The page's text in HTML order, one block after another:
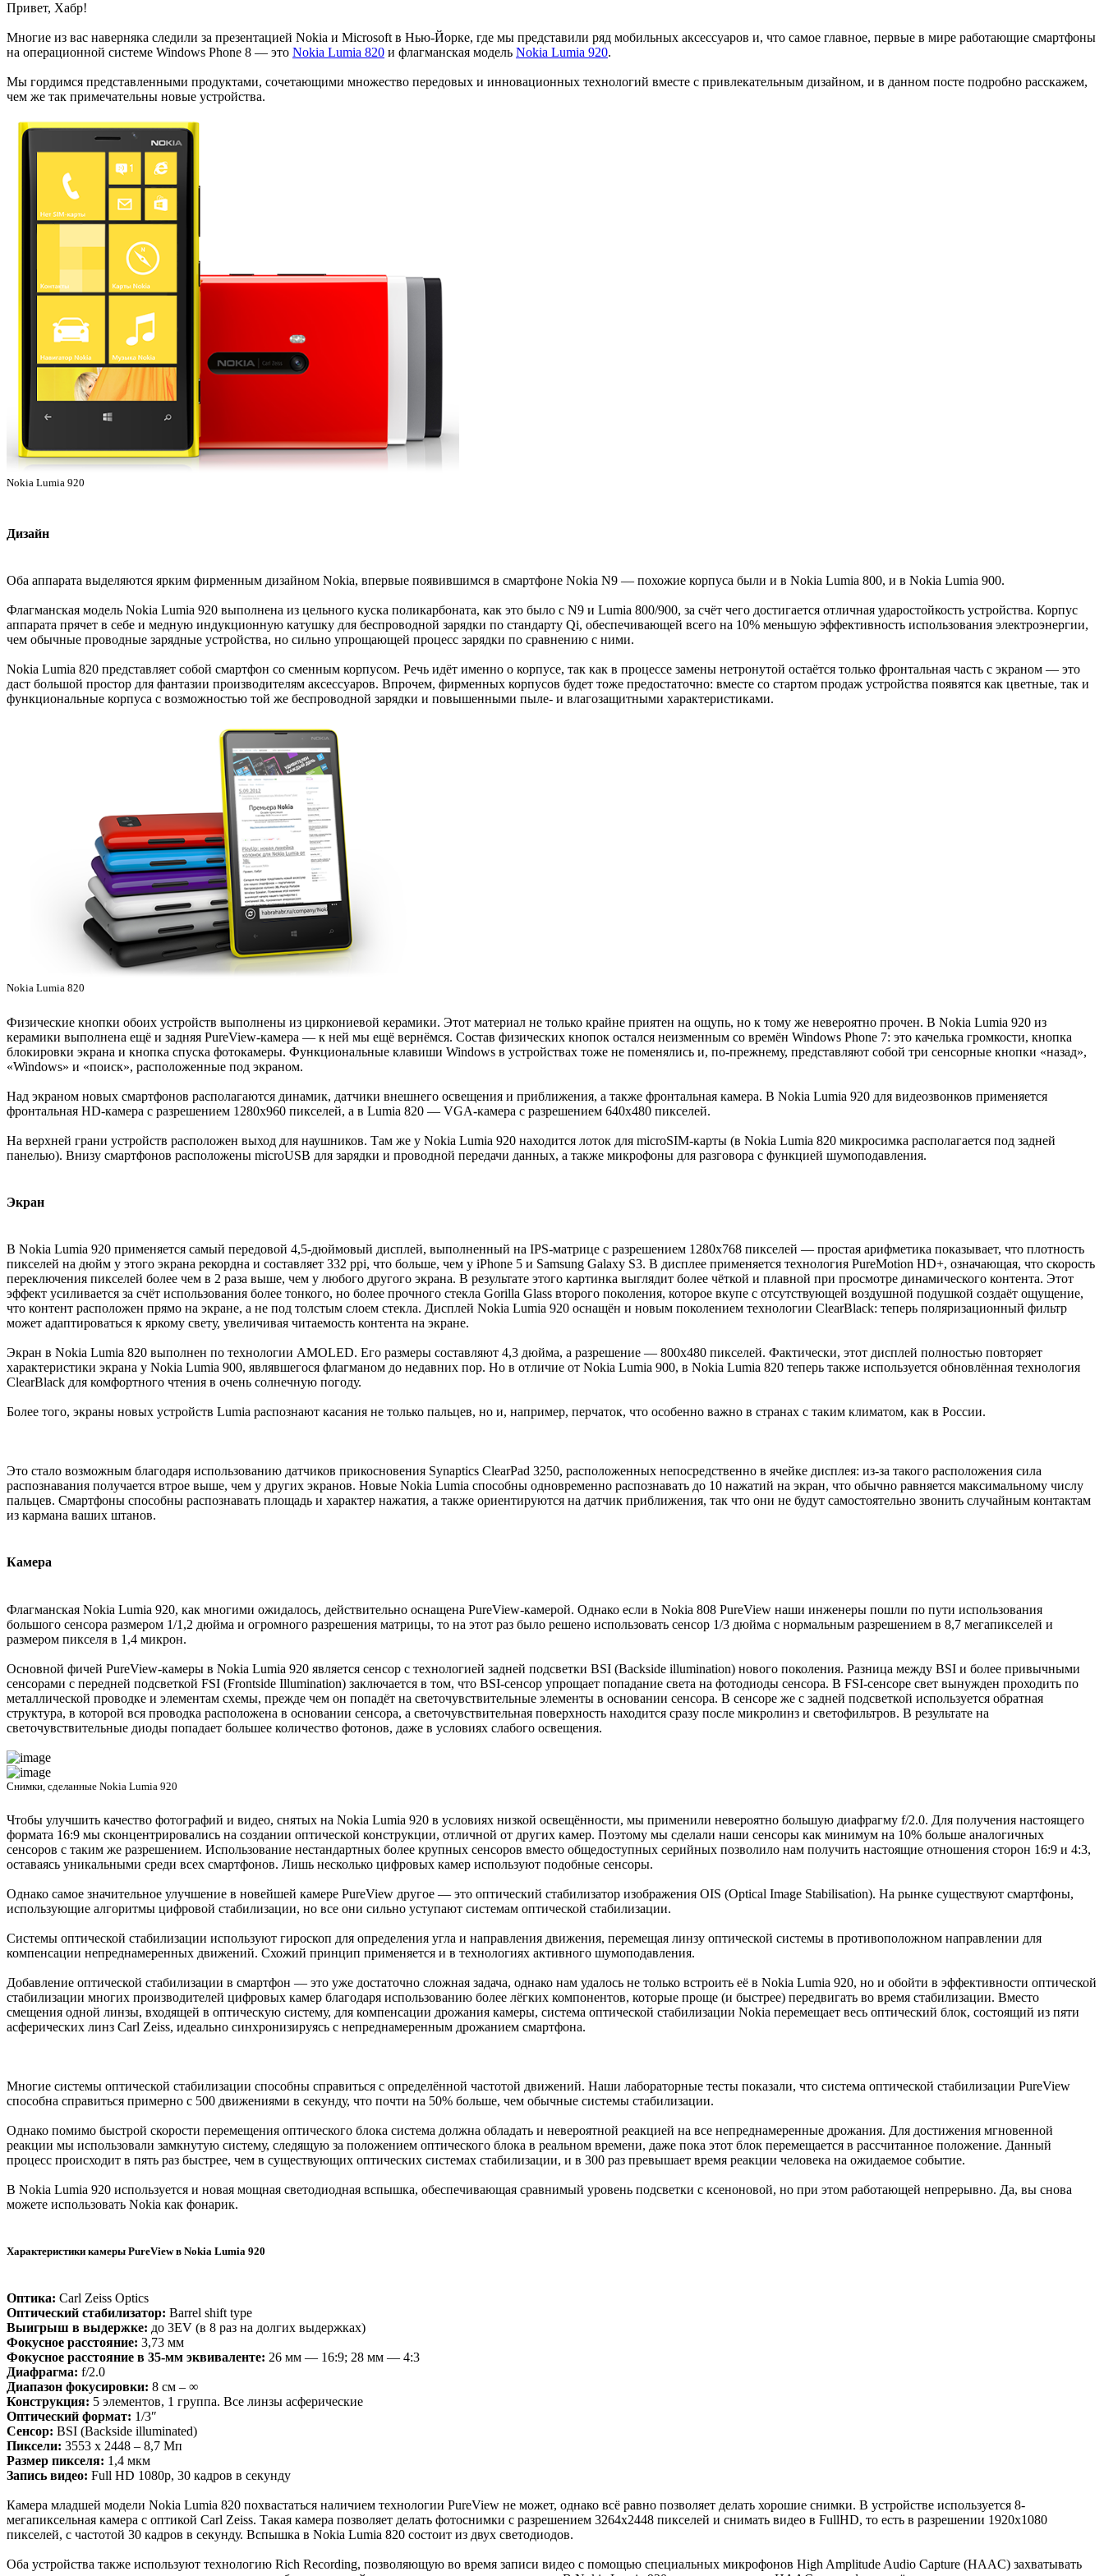
Привет, Хабр!
Многие из вас наверняка следили за презентацией Nokia и Microsoft в Нью-Йорке, где мы представили ряд мобильных аксессуаров и, что самое главное, первые в мире работающие смартфоны
на операционной системе Windows Phone 8 — это Nokia Lumia 820 и флагманская модель Nokia Lumia 920.
Мы гордимся представленными продуктами, сочетающими множество передовых и инновационных технологий вместе с привлекательным дизайном, и в данном посте подробно расскажем,
чем же так примечательны новые устройства.
Nokia Lumia 920
Дизайн
Оба аппарата выделяются ярким фирменным дизайном Nokia, впервые появившимся в смартфоне Nokia N9 — похожие корпуса были и в Nokia Lumia 800, и в Nokia Lumia 900.
Флагманская модель Nokia Lumia 920 выполнена из цельного куска поликарбоната, как это было с N9 и Lumia 800/900, за счёт чего достигается отличная ударостойкость устройства. Корпус
аппарата прячет в себе и медную индукционную катушку для беспроводной зарядки по стандарту Qi, обеспечивающей всего на 10% меньшую эффективность использования электроэнергии,
чем обычные проводные зарядные устройства, но сильно упрощающей процесс зарядки по сравнению с ними.
Nokia Lumia 820 представляет собой смартфон со сменным корпусом. Речь идёт именно о корпусе, так как в процессе замены нетронутой остаётся только фронтальная часть с экраном — это
даст большой простор для фантазии производителям аксессуаров. Впрочем, фирменных корпусов будет тоже предостаточно: вместе со стартом продаж устройства появятся как цветные, так и
функциональные корпуса с возможностью той же беспроводной зарядки и повышенными пыле- и влагозащитными характеристиками.
Nokia Lumia 820
Физические кнопки обоих устройств выполнены из циркониевой керамики. Этот материал не только крайне приятен на ощупь, но к тому же невероятно прочен. В Nokia Lumia 920 из
керамики выполнена ещё и задняя PureView-камера — к ней мы ещё вернёмся. Состав физических кнопок остался неизменным со времён Windows Phone 7: это качелька громкости, кнопка
блокировки экрана и кнопка спуска фотокамеры. Функциональные клавиши Windows в устройствах тоже не поменялись и, по-прежнему, представляют собой три сенсорные кнопки «назад»,
«Windows» и «поиск», расположенные под экраном.
Над экраном новых смартфонов располагаются динамик, датчики внешнего освещения и приближения, а также фронтальная камера. В Nokia Lumia 920 для видеозвонков применяется
фронтальная HD-камера с разрешением 1280x960 пикселей, а в Lumia 820 — VGA-камера с разрешением 640x480 пикселей.
На верхней грани устройств расположен выход для наушников. Там же у Nokia Lumia 920 находится лоток для microSIM-карты (в Nokia Lumia 820 микросимка располагается под задней
панелью). Внизу смартфонов расположены microUSB для зарядки и проводной передачи данных, а также микрофоны для разговора с функцией шумоподавления.
Экран
В Nokia Lumia 920 применяется самый передовой 4,5-дюймовый дисплей, выполненный на IPS-матрице с разрешением 1280x768 пикселей — простая арифметика показывает, что плотность
пикселей на дюйм у этого экрана рекордна и составляет 332 ppi, что больше, чем у iPhone 5 и Samsung Galaxy S3. В дисплее применяется технология PureMotion HD+, означающая, что скорость
переключения пикселей более чем в 2 раза выше, чем у любого другого экрана. В результате этого картинка выглядит более чёткой и плавной при просмотре динамического контента. Этот
эффект усиливается за счёт использования более тонкого, но более прочного стекла Gorilla Glass второго поколения, которое вкупе с отсутствующей воздушной подушкой создаёт ощущение,
что контент расположен прямо на экране, а не под толстым слоем стекла. Дисплей Nokia Lumia 920 оснащён и новым поколением технологии ClearBlack: теперь поляризационный фильтр
может адаптироваться к яркому свету, увеличивая читаемость контента на экране.
Экран в Nokia Lumia 820 выполнен по технологии AMOLED. Его размеры составляют 4,3 дюйма, а разрешение — 800x480 пикселей. Фактически, этот дисплей полностью повторяет
характеристики экрана у Nokia Lumia 900, являвшегося флагманом до недавних пор. Но в отличие от Nokia Lumia 900, в Nokia Lumia 820 теперь также используется обновлённая технология
ClearBlack для комфортного чтения в очень солнечную погоду.
Более того, экраны новых устройств Lumia распознают касания не только пальцев, но и, например, перчаток, что особенно важно в странах с таким климатом, как в России.
Это стало возможным благодаря использованию датчиков прикосновения Synaptics ClearPad 3250, расположенных непосредственно в ячейке дисплея: из-за такого расположения сила
распознавания получается втрое выше, чем у других экранов. Новые Nokia Lumia способны одновременно распознавать до 10 нажатий на экран, что обычно равняется максимальному числу
пальцев. Смартфоны способны распознавать площадь и характер нажатия, а также ориентируются на датчик приближения, так что они не будут самостоятельно звонить случайным контактам
из кармана ваших штанов.
Камера
Флагманская Nokia Lumia 920, как многими ожидалось, действительно оснащена PureView-камерой. Однако если в Nokia 808 PureView наши инженеры пошли по пути использования
большого сенсора размером 1/1,2 дюйма и огромного разрешения матрицы, то на этот раз было решено использовать сенсор 1/3 дюйма с нормальным разрешением в 8,7 мегапикселей и
размером пикселя в 1,4 микрон.
Основной фичей PureView-камеры в Nokia Lumia 920 является сенсор с технологией задней подсветки BSI (Backside illumination) нового поколения. Разница между BSI и более привычными
сенсорами с передней подсветкой FSI (Frontside Illumination) заключается в том, что BSI-сенсор упрощает попадание света на фотодиоды сенсора. В FSI-сенсоре свет вынужден проходить по
металлической проводке и элементам схемы, прежде чем он попадёт на светочувствительные элементы в основании сенсора. В сенсоре же с задней подсветкой используется обратная
структура, в которой вся проводка расположена в основании сенсора, а светочувствительная поверхность находится сразу после микролинз и светофильтров. В результате на
светочувствительные диоды попадает большее количество фотонов, даже в условиях слабого освещения.
Снимки, сделанные Nokia Lumia 920
Чтобы улучшить качество фотографий и видео, снятых на Nokia Lumia 920 в условиях низкой освещённости, мы применили невероятно большую диафрагму f/2.0. Для получения настоящего
формата 16:9 мы сконцентрировались на создании оптической конструкции, отличной от других камер. Поэтому мы сделали наши сенсоры как минимум на 10% больше аналогичных
сенсоров с таким же разрешением. Использование нестандартных более крупных сенсоров вместо общедоступных серийных позволило нам получить настоящие отношения сторон 16:9 и 4:3,
оставаясь уникальными среди всех смартфонов. Лишь несколько цифровых камер используют подобные сенсоры.
Однако самое значительное улучшение в новейшей камере PureView другое — это оптический стабилизатор изображения OIS (Optical Image Stabilisation). На рынке существуют смартфоны,
использующие алгоритмы цифровой стабилизации, но все они сильно уступают системам оптической стабилизации.
Системы оптической стабилизации используют гироскоп для определения угла и направления движения, перемещая линзу оптической системы в противоположном направлении для
компенсации непреднамеренных движений. Схожий принцип применяется и в технологиях активного шумоподавления.
Добавление оптической стабилизации в смартфон — это уже достаточно сложная задача, однако нам удалось не только встроить её в Nokia Lumia 920, но и обойти в эффективности оптической
стабилизации многих производителей цифровых камер благодаря использованию более лёгких компонентов, которые проще (и быстрее) передвигать во время стабилизации. Вместо
смещения одной линзы, входящей в оптическую систему, для компенсации дрожания камеры, система оптической стабилизации Nokia перемещает весь оптический блок, состоящий из пяти
асферических линз Carl Zeiss, идеально синхронизируясь с непреднамеренным дрожанием смартфона.
Многие системы оптической стабилизации способны справиться с определённой частотой движений. Наши лабораторные тесты показали, что система оптической стабилизации PureView
способна справиться примерно с 500 движениями в секунду, что почти на 50% больше, чем обычные системы стабилизации.
Однако помимо быстрой скорости перемещения оптического блока система должна обладать и невероятной реакцией на все непреднамеренные дрожания. Для достижения мгновенной
реакции мы использовали замкнутую систему, следящую за положением оптического блока в реальном времени, даже пока этот блок перемещается в рассчитанное положение. Данный
процесс происходит в пять раз быстрее, чем в существующих оптических системах стабилизации, и в 300 раз превышает время реакции человека на ожидаемое событие.
В Nokia Lumia 920 используется и новая мощная светодиодная вспышка, обеспечивающая сравнимый уровень подсветки с ксеноновой, но при этом работающей непрерывно. Да, вы снова
можете использовать Nokia как фонарик.
Характеристики камеры PureView в Nokia Lumia 920
Оптика: Carl Zeiss Optics
Оптический стабилизатор: Barrel shift type
Выигрыш в выдержке: до 3EV (в 8 раз на долгих выдержках)
Фокусное расстояние: 3,73 мм
Фокусное расстояние в 35-мм эквиваленте: 26 мм — 16:9; 28 мм — 4:3
Диафрагма: f/2.0
Диапазон фокусировки: 8 см – ∞
Конструкция: 5 элементов, 1 группа. Все линзы асферические
Оптический формат: 1/3″
Сенсор: BSI (Backside illuminated)
Пиксели: 3553 x 2448 – 8,7 Мп
Размер пикселя: 1,4 мкм
Запись видео: Full HD 1080p, 30 кадров в секунду
Камера младшей модели Nokia Lumia 820 похвастаться наличием технологии PureView не может, однако всё равно позволяет делать хорошие снимки. В устройстве используется 8-
мегапиксельная камера с оптикой Carl Zeiss. Такая камера позволяет делать фотоснимки с разрешением 3264х2448 пикселей и снимать видео в FullHD, то есть в разрешении 1920х1080
пикселей, с частотой 30 кадров в секунду. Вспышка в Nokia Lumia 820 состоит из двух светодиодов.
Оба устройства также используют технологию Rich Recording, позволяющую во время записи видео с помощью специальных микрофонов High Amplitude Audio Capture (HAAC) захватывать